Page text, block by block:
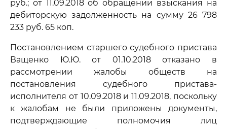
руб.; от 11.09.2018 об обращении взыскания на
дебиторскую задолженность на сумму 26 798
233 руб. 65 коп.
Постановлением старшего судебного пристава
Ващенко Ю.Ю. от 01.10.2018 отказано в
рассмотрении жалобы обществ на
постановления судебного пристава-
исполнителя от 10.09.2018 и 11.09.2018, поскольку
к жалобам не были приложены документы,
подтверждающие полномочия лиц